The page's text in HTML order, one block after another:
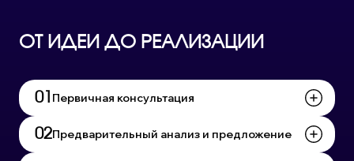
ОТ ИДЕИ ДО РЕАЛИЗАЦИИ
Первичная консультация
Предварительный анализ и предложение